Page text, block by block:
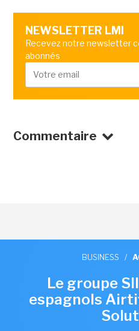
NEWSLETTER LMI
Recevez notre newsletter
abonnés
Commentaire
BUSINESS /
Le groupe
espagnols